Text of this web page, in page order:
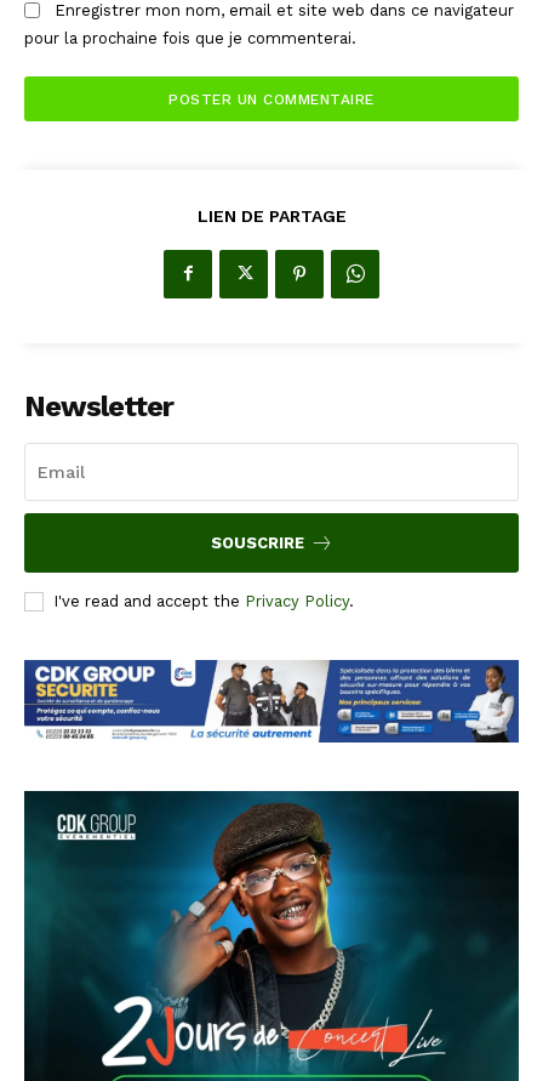
Enregistrer mon nom, email et site web dans ce navigateur
pour la prochaine fois que je commenterai.
LIEN DE PARTAGE
Newsletter
SOUSCRIRE
I've read and accept the Privacy Policy.